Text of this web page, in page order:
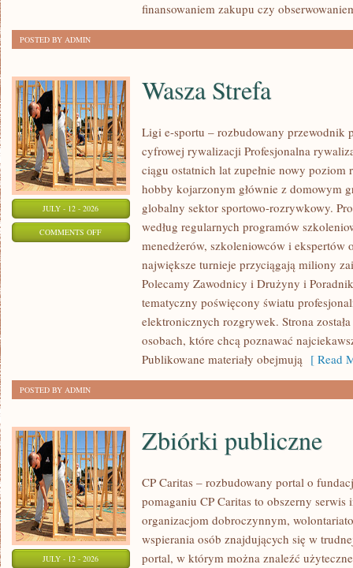
finansowaniem zakupu czy
POSTED BY ADMIN
JULY - 12 - 2026
COMMENTS OFFON
Wasza Strefa
Ligi e-sportu – rozbudowany przewodnik
cyfrowej rywalizacji Profesjonalna
ciągu ostatnich lat zupełnie nowy poziom
hobby kojarzonym głównie z domowym
globalny sektor sportowo-rozrywkowy.
według regularnych programów
menedżerów, szkoleniowców i ekspertów
największe turnieje przyciągają miliony
Polecamy Zawodnicy i Drużyny i
tematyczny poświęcony światu
elektronicznych rozgrywek. Strona
osobach, które chcą poznawać
Publikowane materiały obejmują [ Read
POSTED BY ADMIN
JULY - 12 - 2026
Zbiórki publiczne
CP Caritas – rozbudowany portal o
pomaganiu CP Caritas to obszerny
organizacjom dobroczynnym,
wspierania osób znajdujących się w
portal, w którym można znaleźć